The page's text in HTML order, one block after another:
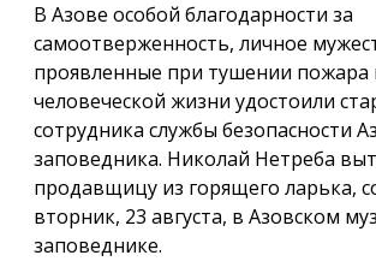
В Азове особой благодарности за
самоотверженность, личное
проявленные при тушении пожара
человеческой жизни удостоили
сотрудника службы безопасности
заповедника. Николай Нетреба
продавщицу из горящего ларька,
вторник, 23 августа, в Азовском
заповеднике.